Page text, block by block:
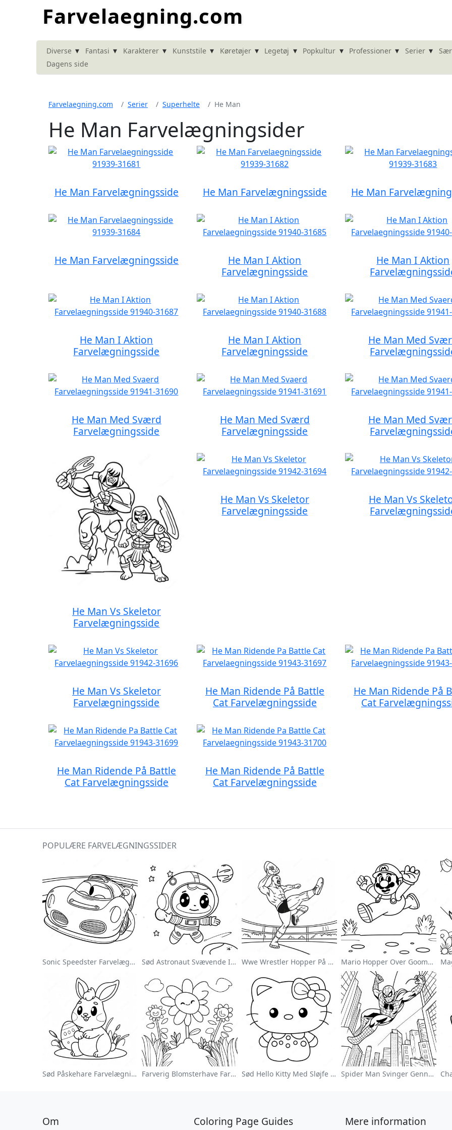
Farvelaegning.com
Diverse ▾ Fantasi ▾ Karakterer ▾ Kunststile ▾ Køretøjer ▾ Legetøj ▾ Popkultur ▾ Professioner ▾ Serier ▾
Dagens side
Farvelaegning.com Serier Superhelte He Man
He Man Farvelægningsider
He Man Farvelægningsside He Man Farvelægningsside He Man
He Man Farvelægningsside
He Man I Aktion
Farvelægningsside
He Man I Aktion
He Man I Aktion
Farvelægningsside
He Man I Aktion
Farvelægningsside
He Man Med
He Man Med Sværd
Farvelægningsside
He Man Med Sværd
Farvelægningsside
He Man Med
He Man Vs Skeletor
Farvelægningsside
He Man Vs Skeletor
Farvelægningsside
He Man Vs
He Man Vs Skeletor
Farvelægningsside
He Man Ridende På Battle
Cat Farvelægningsside
He Man Ridende På
Cat
He Man Ridende På Battle
Cat Farvelægningsside
He Man Ridende På Battle
Cat Farvelægningsside
POPULÆRE FARVELÆGNINGSSIDER
Sonic Speedster Farvelægningsside Sød Astronaut Svævende I Rummet Farvelægningsside Wwe Wrestler Hopper På Modstander Farvelægningsside Mario Hopper Over Goombas Farvelægningsside
Sød Påskehare Farvelægningsside Farverig Blomsterhave Farvelægningsside Sød Hello Kitty Med Sløjfe Farvelægningsside Spider Man Svinger Gennem Byen Farvelægningsside
Om Coloring Page Guides Mere information